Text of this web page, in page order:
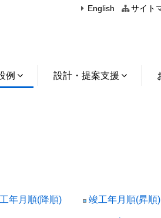
English サイト
例 設計・提案支援
年月順(降順) 竣工年月順(昇順)